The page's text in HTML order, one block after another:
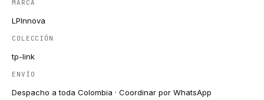
MARCA
LPInnova
COLECCIÓN
tp-link
ENVÍO
Despacho a toda Colombia · Coordinar por WhatsApp